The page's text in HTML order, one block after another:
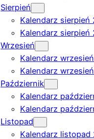
Sierpień
Kalendarz sierpień
Kalendarz sierpień
Wrzesień
Kalendarz
Kalendarz
Październik
Kalendarz
Kalendarz
Listopad
Kalendarz listopad